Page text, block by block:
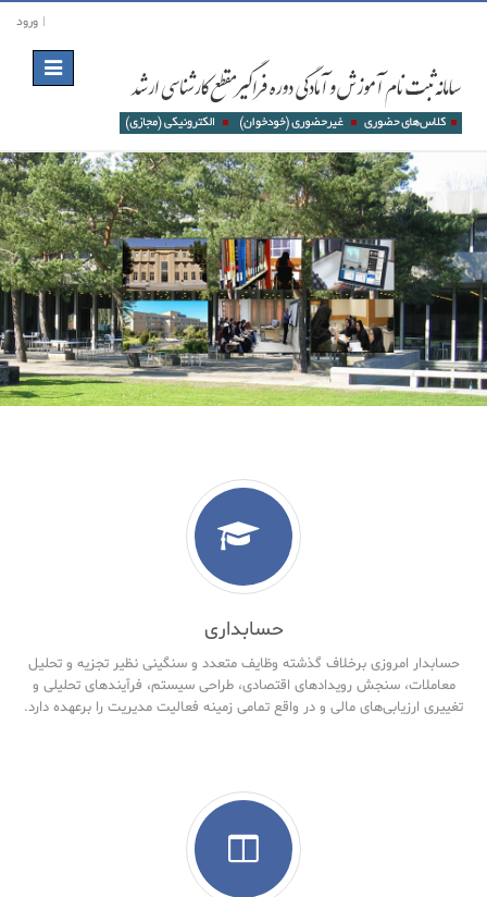
ورود
Toggle
navigation
حسابداری
حسابدار امروزی برخلاف گذشته وظایف متعدد و سنگینی نظیر تجزیه و تحلیل
معاملات، سنجش رویدادهای اقتصادی، طراحی سیستم، فرآیندهای تحلیلی و
تغییری ارزیابی‌های مالی و در واقع تمامی زمینه فعالیت مدیریت را برعهده دارد.